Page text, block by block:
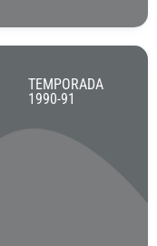
TEMPORADA
1990-91